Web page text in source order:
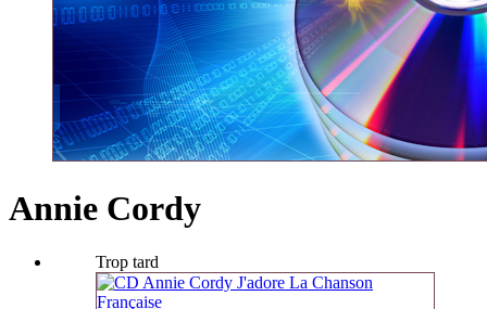
Annie Cordy
Trop tard